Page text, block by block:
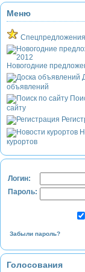
Меню
Спецпредложения
Новогодние
объявлений
сайту
курортов
Логин:
Пароль:
Забыли пароль?
Голосования